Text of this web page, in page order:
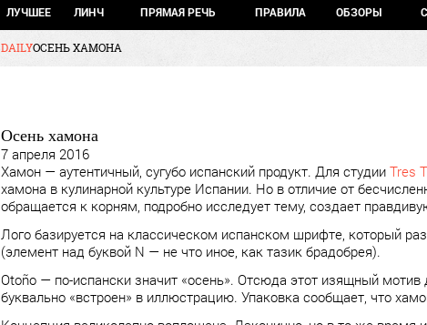
ЛУЧШЕЕ ЛИНЧ ПРЯМАЯ РЕЧЬ ПРАВИЛА ОБЗОРЫ
DAILYОСЕНЬ ХАМОНА
Осень хамона
7 апреля 2016
Хамон — аутентичный, сугубо испанский продукт. Для студии Tres
хамона в кулинарной культуре Испании. Но в отличие от
обращается к корням, подробно исследует тему, создает
Лого базируется на классическом испанском шрифте, который
(элемент над буквой N — не что иное, как тазик брадобрея).
Otoño — по-испански значит «осень». Отсюда этот изящный
буквально «встроен» в иллюстрацию. Упаковка сообщает, что